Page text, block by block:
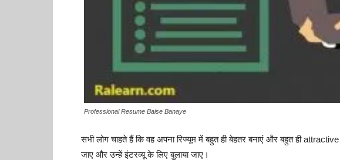
Professional Resume Baise Banaye
सभी लोग चाहते हैं कि वह अपना रिज्यूम में बहुत ही बेहतर बनाएं और बहुत ही
जाए और उन्हें इंटरव्यू के लिए बुलाया जाए।